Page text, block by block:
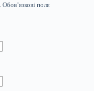
Обов’язкові поля